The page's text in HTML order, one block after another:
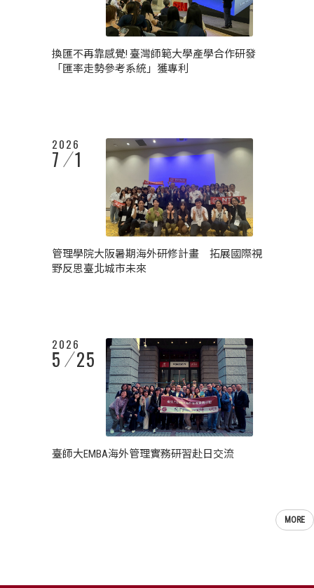
換匯不再靠感覺! 臺灣師範大學產學合作研發
「匯率走勢參考系統」獲專利
2026
7 1
管理學院大阪暑期海外研修計畫 拓展國際視
野反思臺北城市未來
2026
5 25
臺師大EMBA海外管理實務研習赴日交流
MORE